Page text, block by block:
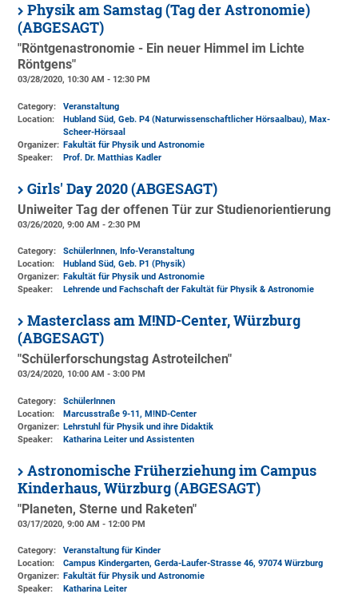
Physik am Samstag (Tag der Astronomie)
(ABGESAGT)
"Röntgenastronomie - Ein neuer Himmel im Lichte
Röntgens"
03/28/2020, 10:30 AM - 12:30 PM
Category:
Veranstaltung
Location:
Hubland Süd, Geb. P4 (Naturwissenschaftlicher Hörsaalbau), Max-
Scheer-Hörsaal
Organizer: Fakultät für Physik und Astronomie
Speaker:
Prof. Dr. Matthias Kadler
Girls' Day 2020 (ABGESAGT)
Uniweiter Tag der offenen Tür zur Studienorientierung
03/26/2020, 9:00 AM - 2:30 PM
Category:
SchülerInnen, Info-Veranstaltung
Location:
Hubland Süd, Geb. P1 (Physik)
Organizer: Fakultät für Physik und Astronomie
Speaker:
Lehrende und Fachschaft der Fakultät für Physik & Astronomie
Masterclass am M!ND-Center, Würzburg
(ABGESAGT)
"Schülerforschungstag Astroteilchen"
03/24/2020, 10:00 AM - 3:00 PM
Category:
SchülerInnen
Location:
Marcusstraße 9-11, M!ND-Center
Organizer: Lehrstuhl für Physik und ihre Didaktik
Speaker:
Katharina Leiter und Assistenten
Astronomische Früherziehung im Campus
Kinderhaus, Würzburg (ABGESAGT)
"Planeten, Sterne und Raketen"
03/17/2020, 9:00 AM - 12:00 PM
Category:
Veranstaltung für Kinder
Location:
Campus Kindergarten, Gerda-Laufer-Strasse 46, 97074 Würzburg
Organizer: Fakultät für Physik und Astronomie
Speaker:
Katharina Leiter